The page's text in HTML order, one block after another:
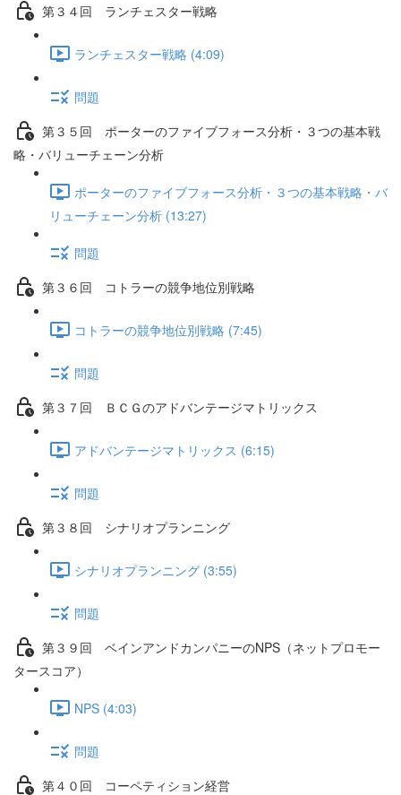
第３４回 ランチェスター戦略
ランチェスター戦略 (4:09)
問題
第３５回 ポーターのファイブフォース分析・３つの基本戦
略・バリューチェーン分析
ポーターのファイブフォース分析・３つの基本戦略・バ
リューチェーン分析 (13:27)
問題
第３６回 コトラーの競争地位別戦略
コトラーの競争地位別戦略 (7:45)
問題
第３７回 ＢＣＧのアドバンテージマトリックス
アドバンテージマトリックス (6:15)
問題
第３８回 シナリオプランニング
シナリオプランニング (3:55)
問題
第３９回 ベインアンドカンパニーのNPS（ネットプロモー
タースコア）
NPS (4:03)
問題
第４０回 コーペティション経営